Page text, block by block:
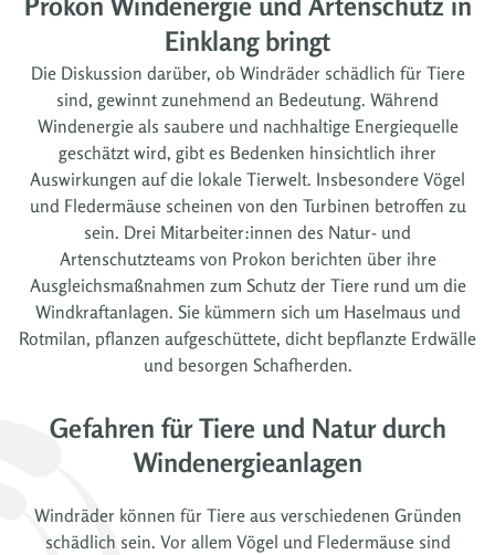
Einklang bringt
Die Diskussion darüber, ob Windräder schädlich für Tiere
sind, gewinnt zunehmend an Bedeutung. Während
Windenergie als saubere und nachhaltige Energiequelle
geschätzt wird, gibt es Bedenken hinsichtlich ihrer
Auswirkungen auf die lokale Tierwelt. Insbesondere Vögel
und Fledermäuse scheinen von den Turbinen betroffen zu
sein. Drei Mitarbeiter:innen des Natur- und
Artenschutzteams von Prokon berichten über ihre
Ausgleichsmaßnahmen zum Schutz der Tiere rund um die
Windkraftanlagen. Sie kümmern sich um Haselmaus und
Rotmilan, pflanzen aufgeschüttete, dicht bepflanzte Erdwälle
und besorgen Schafherden.
Gefahren für Tiere und Natur durch
Windenergieanlagen
Windräder können für Tiere aus verschiedenen Gründen
schädlich sein. Vor allem Vögel und Fledermäuse sind